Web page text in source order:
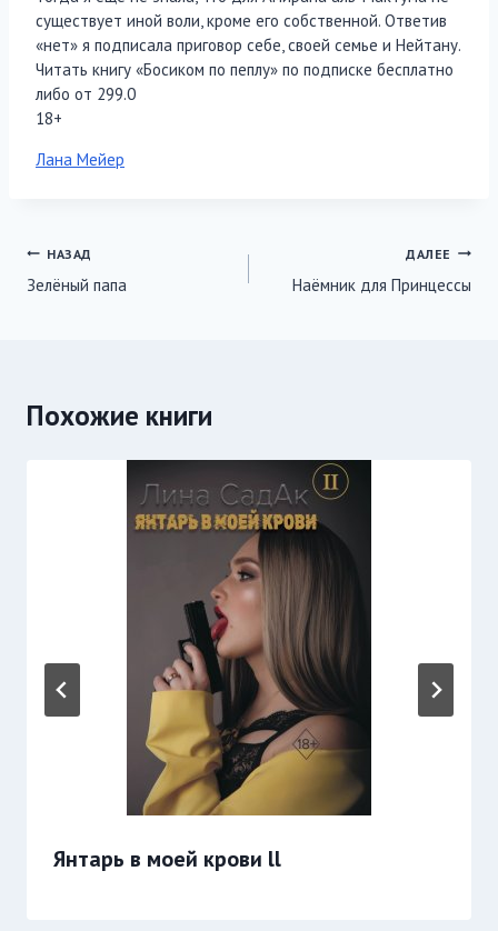
существует иной воли, кроме его собственной. Ответив
«нет» я подписала приговор себе, своей семье и Нейтану.
Читать книгу «Босиком по пеплу» по подписке бесплатно
либо от 299.0
18+
Метки
Лана Мейер
Навигация
по
НАЗАД
Зелёный папа
ДАЛЕЕ
Наёмник для Принцессы
Похожие книги
Янтарь в моей крови ll